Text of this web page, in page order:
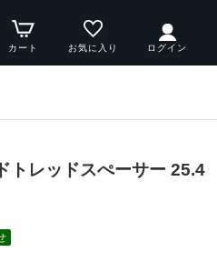
カート お気に入り ログイン
トレッドスぺーサー 25.4